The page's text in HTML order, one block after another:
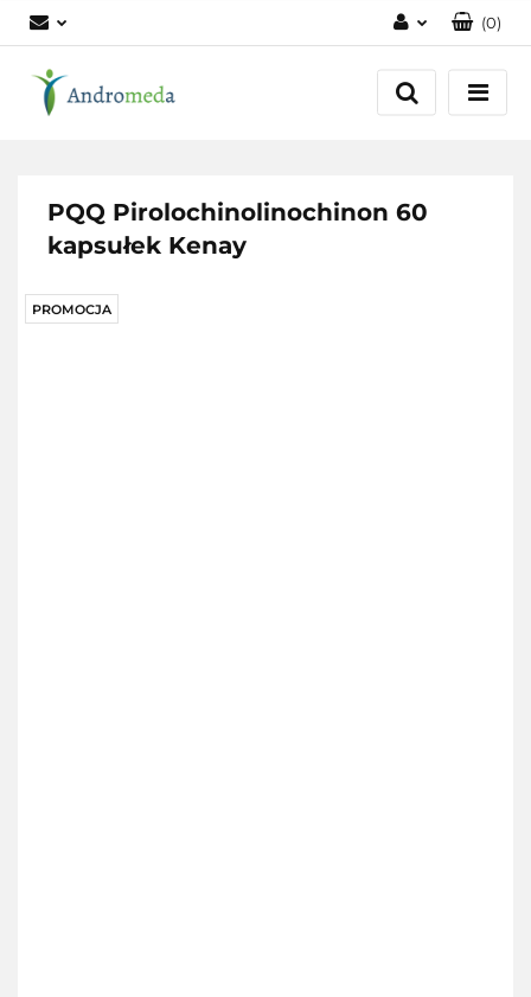
Zaloguj się
Zarejestruj się
(0)
PQQ Pirolochinolinochinon 60
kapsułek Kenay
PROMOCJA